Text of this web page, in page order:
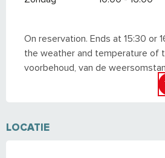
On reservation. Ends at 15:30 or
the weather and temperature of
voorbehoud, van de
LOCATIE